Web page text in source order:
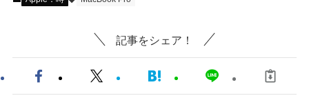
記事をシェア！